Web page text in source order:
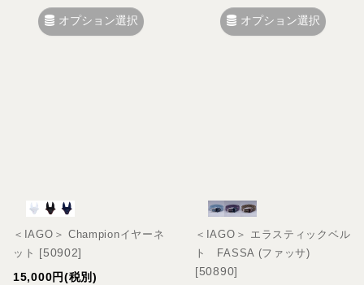
オプション選択 オプション選択
＜IAGO＞ Championイヤーネ
ット [50902]
15,000円(税別)
＜IAGO＞ エラスティックベル
ト FASSA (ファッサ)
[50890]